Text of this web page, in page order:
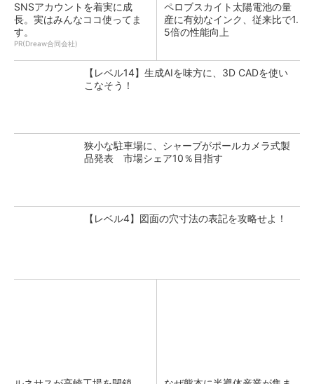
SNSアカウントを着実に成
長。実はみんなココ使ってま
す。
PR(Dreaw合同会社)
ペロブスカイト太陽電池の量
産に有効なインク、従来比で1.
5倍の性能向上
【レベル14】生成AIを味方に、3D CADを使い
こなそう！
狭小な駐車場に、シャープがポールカメラ式製
品発表 市場シェア10％目指す
【レベル4】図面の穴寸法の表記を攻略せよ！